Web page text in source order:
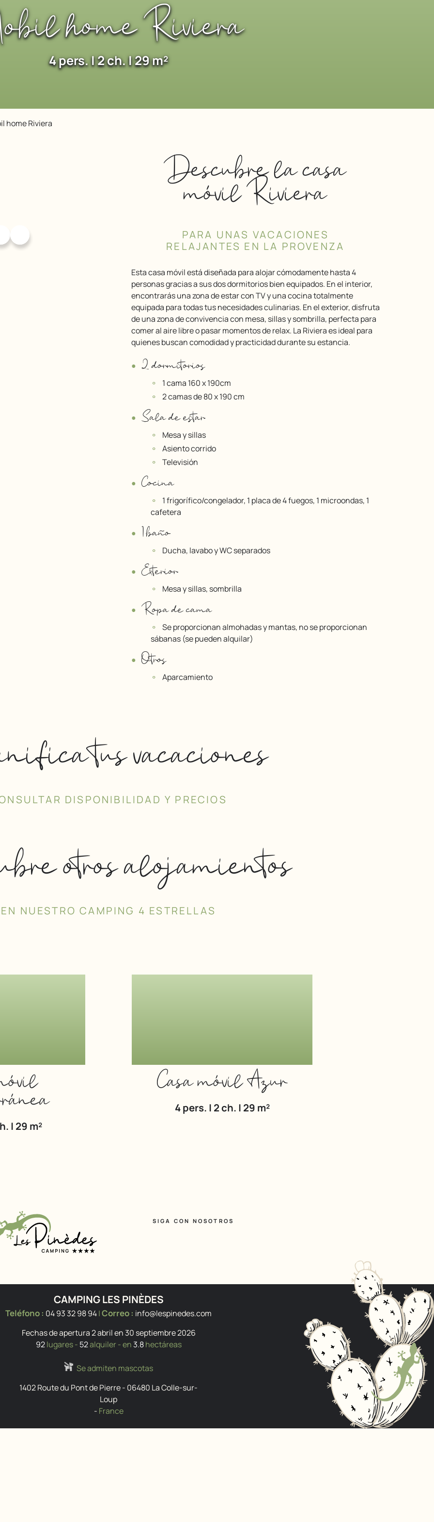
home Riviera
4 pers. | 2 ch. | 29 m²
home Riviera
Descubre la casa
móvil Riviera
PARA UNAS VACACIONES
RELAJANTES EN LA PROVENZA
Esta casa móvil está diseñada para alojar cómodamente hasta 4
personas gracias a sus dos dormitorios bien equipados. En el interior,
encontrarás una zona de estar con TV y una cocina totalmente
equipada para todas tus necesidades culinarias. En el exterior, disfruta
de una zona de convivencia con mesa, sillas y sombrilla, perfecta para
comer al aire libre o pasar momentos de relax. La Riviera es ideal para
quienes buscan comodidad y practicidad durante su estancia.
2 dormitorios
1 cama 160 x 190cm
2 camas de 80 x 190 cm
Sala de estar
Mesa y sillas
Asiento corrido
Televisión
Cocina
1 frigorífico/congelador, 1 placa de 4 fuegos, 1 microondas, 1
cafetera
1 baño
Ducha, lavabo y WC separados
Exterior
Mesa y sillas, sombrilla
Ropa de cama
Se proporcionan almohadas y mantas, no se proporcionan
sábanas (se pueden alquilar)
Otros
Aparcamiento
tus vacaciones
DISPONIBILIDAD Y PRECIOS
otros alojamientos
EN NUESTRO CAMPING 4 ESTRELLAS
| 29 m²
Casa móvil Azur
4 pers. | 2 ch. | 29 m²
SIGA CON NOSOTROS
CAMPING LES PINÈDES
Teléfono : 04 93 32 98 94|Correo : info@lespinedes.com
Fechas de apertura 2 abril en 30 septiembre 2026
92lugares - 52alquiler - en 3.8hectáreas
Se admiten mascotas
1402 Route du Pont de Pierre- 06480 La Colle-sur-
Loup
- France